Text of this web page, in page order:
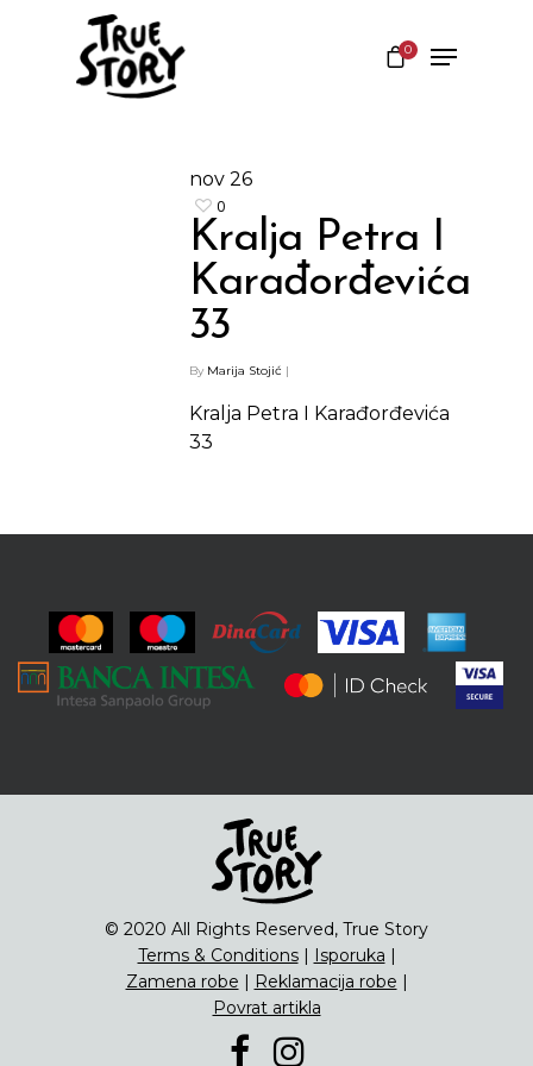
0
nov 26
0
Kralja Petra I
Karađorđevića
33
By Marija Stojić |
Kralja Petra I Karađorđevića
33
© 2020 All Rights Reserved, True Story
Terms & Conditions| Isporuka |
Zamena robe | Reklamacija robe |
Povrat artikla
Shop
Sušeno Voće
Paketi proizvoda